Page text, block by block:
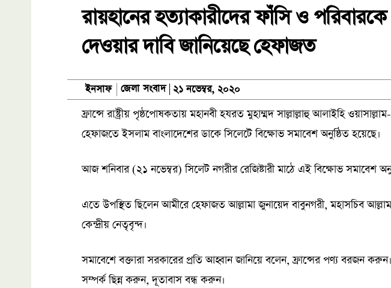
রায়হানের হত্যাকারীদের ফাঁসি ও
দেওয়ার দাবি জানিয়েছে হেফাজত
ইনসাফ জেলা সংবাদ ২১ নভেম্বর, ২০২০
ফ্রান্সে রাষ্ট্রীয় পৃষ্ঠপোষকতায় মহানবী হযরত মুহাম্মদ সাল্লাল্লাহু আলাইহি
হেফাজতে ইসলাম বাংলাদেশের ডাকে সিলেটে বিক্ষোভ সমাবেশ অনুষ্ঠিত হয়েছে।
আজ শনিবার (২১ নভেম্বর) সিলেট নগরীর রেজিষ্টারী মাঠে এই বিক্ষোভ সমাবেশ
এতে উপস্থিত ছিলেন আমীরে হেফাজত আল্লামা জুনায়েদ বাবুনগরী, মহাসচিব
কেন্দ্রীয় নেতৃবৃন্দ।
সমাবেশে বক্তারা সরকারের প্রতি আহ্বান জানিয়ে বলেন, ফ্রান্সের পণ্য বরজন
সম্পর্ক ছিন্ন করুন, দূতাবাস বন্ধ করুন।